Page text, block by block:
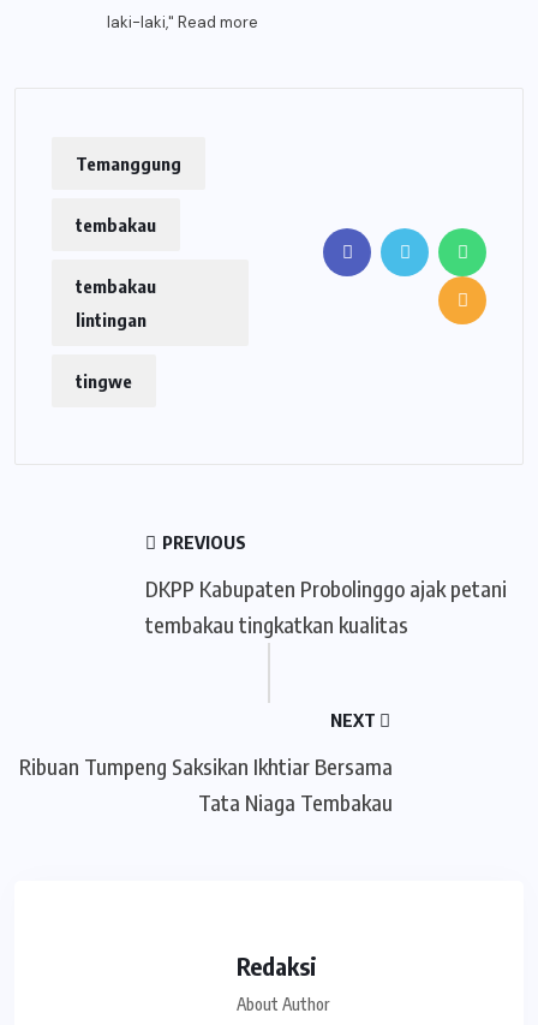
laki-laki," Read more
Temanggung
tembakau
tembakau
lintingan
tingwe
PREVIOUS
DKPP Kabupaten Probolinggo ajak petani
tembakau tingkatkan kualitas
NEXT
Ribuan Tumpeng Saksikan Ikhtiar Bersama
Tata Niaga Tembakau
Redaksi
About Author